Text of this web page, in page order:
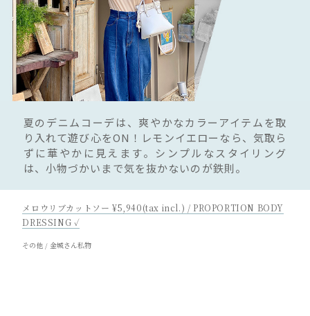
夏のデニムコーデは、爽やかなカラーアイテムを取
り入れて遊び心をON！レモンイエローなら、気取ら
ずに華やかに見えます。シンプルなスタイリング
は、小物づかいまで気を抜かないのが鉄則。
メロウリブカットソー ¥5,940(tax incl.) / PROPORTION BODY
DRESSING ✓
その他 / 金城さん私物